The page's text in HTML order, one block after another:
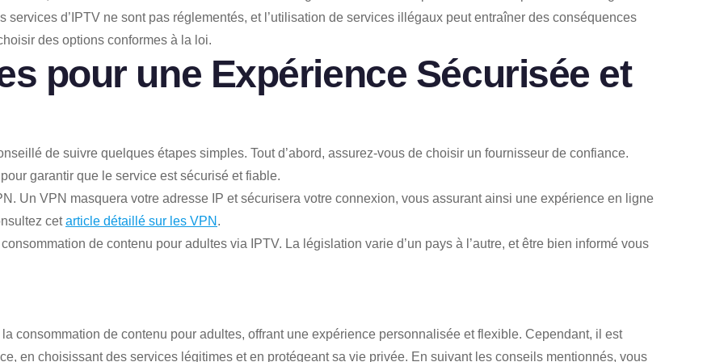
d’IPTV ne sont pas réglementés, et l’utilisation de services illégaux peut entraîner des conséquences
des options conformes à la loi.
pour une Expérience Sécurisée et
de suivre quelques étapes simples. Tout d’abord, assurez-vous de choisir un fournisseur de confiance.
garantir que le service est sécurisé et fiable.
Un VPN masquera votre adresse IP et sécurisera votre connexion, vous assurant ainsi une expérience en ligne
cetarticle détaillé sur les VPN .
de contenu pour adultes via IPTV. La législation varie d’un pays à l’autre, et être bien informé vous
consommation de contenu pour adultes, offrant une expérience personnalisée et flexible. Cependant, il est
en choisissant des services légitimes et en protégeant sa vie privée. En suivant les conseils mentionnés, vous